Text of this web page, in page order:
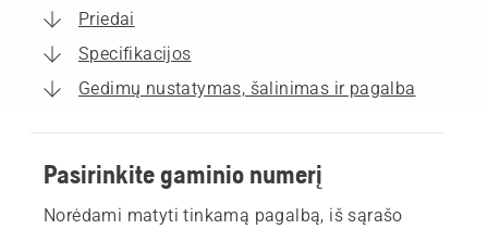
Priedai
Specifikacijos
Gedimų nustatymas, šalinimas ir pagalba
Pasirinkite gaminio numerį
Norėdami matyti tinkamą pagalbą, iš sąrašo